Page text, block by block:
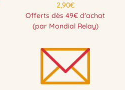
2,90€
Offerts dès 49€ d'achat
(par Mondial Relay)